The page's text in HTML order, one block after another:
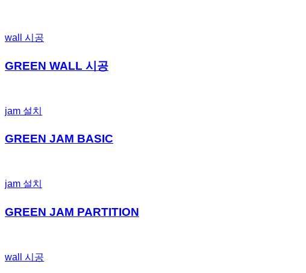
wall 시공
GREEN WALL 시공
jam 설치
GREEN JAM BASIC
jam 설치
GREEN JAM PARTITION
wall 시공